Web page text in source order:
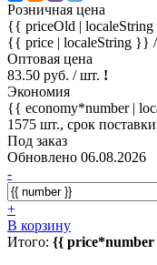
Розничная цена
{{ priceOld |
{{ price | localeString }}
Оптовая цена
83.50 руб. / шт. !
Экономия
{{ economy*number |
1575 шт., срок
Под заказ
Обновлено 06.08.2026
-
+
В корзину
Итого: {{ price*number